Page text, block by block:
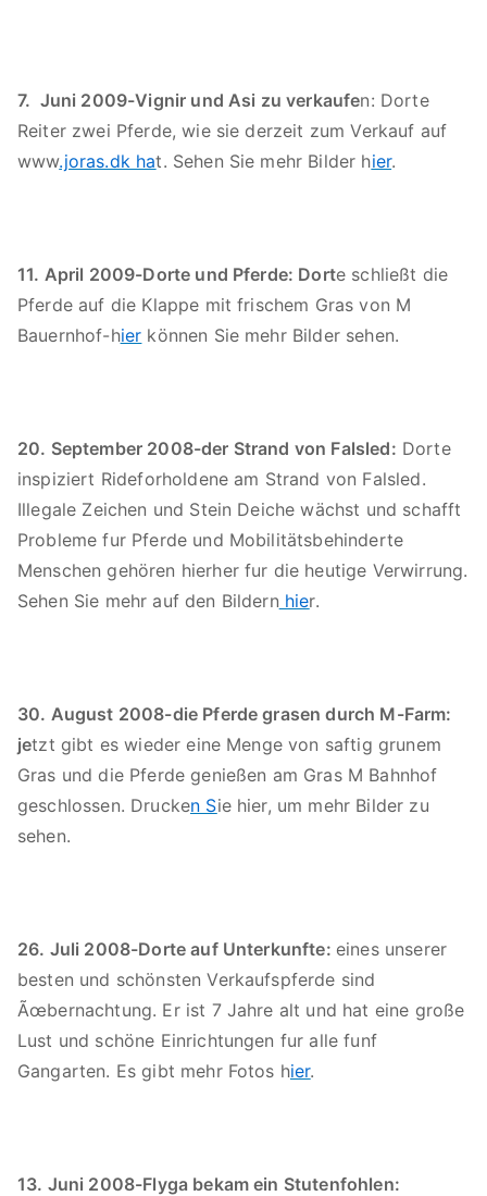
7. Juni 2009-Vignir und Asi zu verkaufen: Dorte
Reiter zwei Pferde, wie sie derzeit zum Verkauf auf
www.joras.dk hat. Sehen Sie mehr Bilder hier.
11. April 2009-Dorte und Pferde: Dorte schließt die
Pferde auf die Klappe mit frischem Gras von M
Bauernhof-hier können Sie mehr Bilder sehen.
20. September 2008-der Strand von Falsled: Dorte
inspiziert Rideforholdene am Strand von Falsled.
Illegale Zeichen und Stein Deiche wächst und schafft
Probleme fur Pferde und Mobilitätsbehinderte
Menschen gehören hierher fur die heutige Verwirrung.
Sehen Sie mehr auf den Bildern hier.
30. August 2008-die Pferde grasen durch M-Farm:
jetzt gibt es wieder eine Menge von saftig grunem
Gras und die Pferde genießen am Gras M Bahnhof
geschlossen. Drucken Sie hier, um mehr Bilder zu
sehen.
26. Juli 2008-Dorte auf Unterkunfte: eines unserer
besten und schönsten Verkaufspferde sind
Ãœbernachtung. Er ist 7 Jahre alt und hat eine große
Lust und schöne Einrichtungen fur alle funf
Gangarten. Es gibt mehr Fotos hier.
13. Juni 2008-Flyga bekam ein Stutenfohlen: